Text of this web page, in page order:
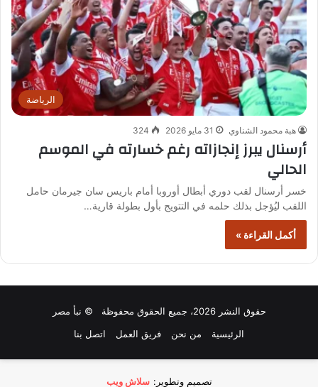
الرياضة
هبة محمود الشناوي 31 مايو 2026 324
أرسنال يبرز إنجازاته رغم خسارته في الموسم
الحالي
خسر أرسنال لقب دوري أبطال أوروبا أمام باريس سان جيرمان حامل
اللقب ليُؤجل بذلك حلمه في التتويج بأول بطولة قارية…
أكمل القراءة »
حقوق النشر 2026، جميع الحقوق محفوظة © نبأ مصر
الرئيسية
من نحن فريق العمل اتصل بنا
تصميم وتطوير: سلاش ويب